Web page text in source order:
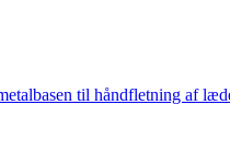
til håndfletning af